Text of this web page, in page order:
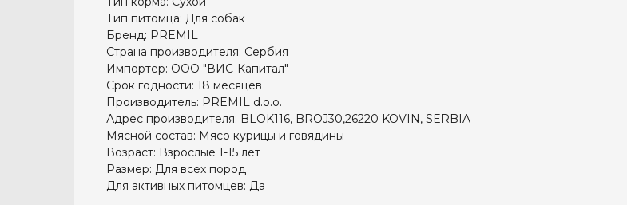
Тип питомца: Для собак
Бренд: PREMIL
Страна производителя: Сербия
Импортер: ООО "ВИС-Капитал"
Срок годности: 18 месяцев
Производитель: PREMIL d.o.o.
Адрес производителя: BLOK116, BROJ30,26220 KOVIN, SERBIA
Мясной состав: Мясо курицы и говядины
Возраст: Взрослые 1-15 лет
Размер: Для всех пород
Для активных питомцев: Да